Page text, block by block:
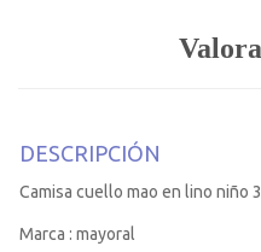
DESCRIPCIÓN
Camisa cuello mao en lino niño
Marca : mayoral